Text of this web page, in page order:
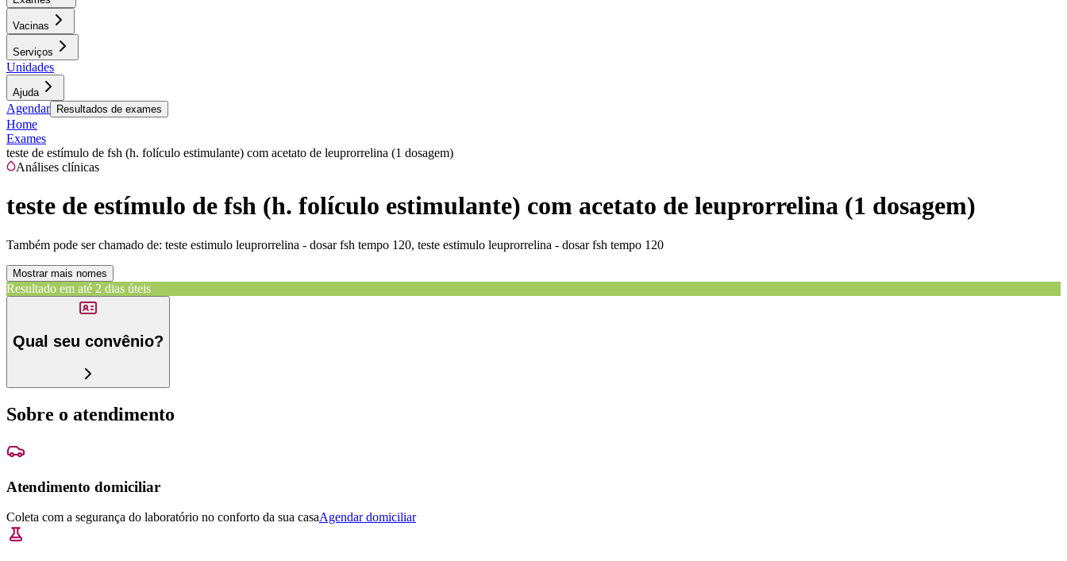
Vacinas
Serviços
Unidades
Ajuda
Agendar Resultados de exames
Home
Exames
teste de estímulo de fsh (h. folículo estimulante) com acetato de leuprorrelina (1 dosagem)
Análises clínicas
teste de estímulo de fsh (h. folículo estimulante) com acetato de leuprorrelina (1 dosagem)
Também pode ser chamado de: teste estimulo leuprorrelina - dosar fsh tempo 120, teste estimulo leuprorrelina - dosar fsh tempo 120
Mostrar mais nomes
Resultado em até 2 dias úteis
Qual seu convênio?
Sobre o atendimento
Atendimento domiciliar
Coleta com a segurança do laboratório no conforto da sua casaAgendar domiciliar